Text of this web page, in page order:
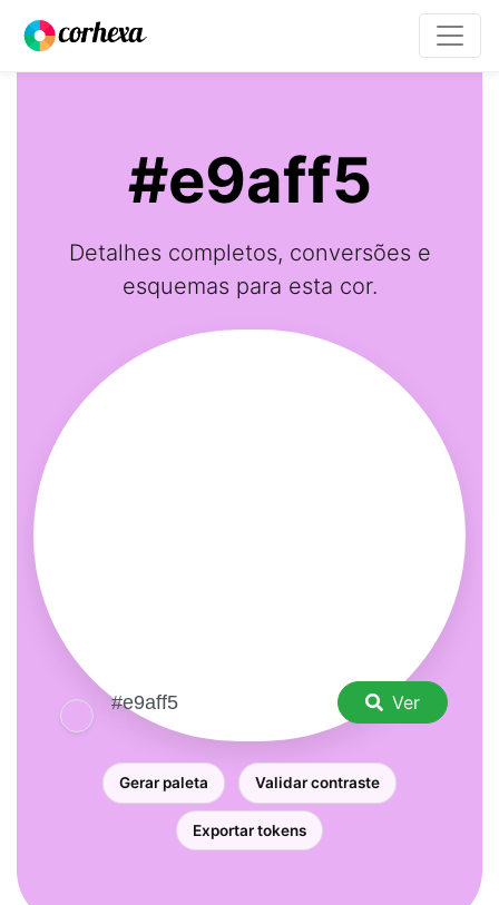
#e9aff5
Detalhes completos, conversões e
esquemas para esta cor.
Ver
Gerar paleta Validar contraste
Exportar tokens